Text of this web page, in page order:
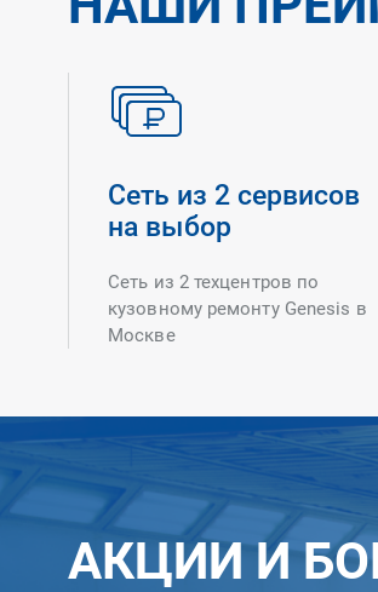
Сеть из 2 сервисов
на выбор
Сеть из 2 техцентров по
кузовному ремонту Genesis в
Москве
АКЦИИ И